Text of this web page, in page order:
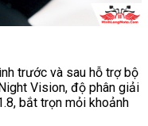
trước và sau hỗ trợ bộ
Vision, độ phân giải
bắt trọn mỏi khoảnh